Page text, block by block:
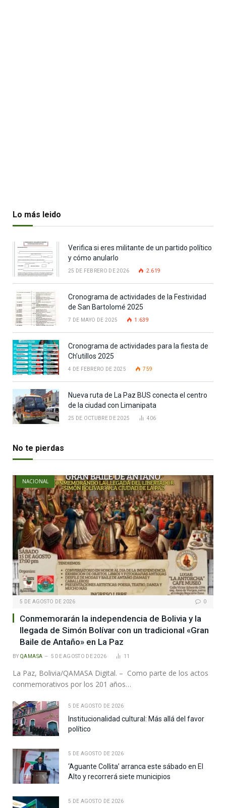
Lo más leido
Verifica si eres militante de un partido político
y cómo anularlo
25 DE FEBRERO DE 2026 2.619
Cronograma de actividades de la Festividad
de San Bartolomé 2025
7 DE MAYO DE 2025 1.639
Cronograma de actividades para la fiesta de
Ch’utillos 2025
4 DE FEBRERO DE 2025 759
Nueva ruta de La Paz BUS conecta el centro
de la ciudad con Limanipata
25 DE OCTUBRE DE 2025 406
No te pierdas
NACIONAL
5 DE AGOSTO DE 2026 0
Conmemorarán la independencia de Bolivia y la
llegada de Simón Bolívar con un tradicional «Gran
Baile de Antaño» en La Paz
BY QAMASA 5 DE AGOSTO DE 2026 11
La Paz, Bolivia/QAMASA Digital. – Como parte de los actos
conmemorativos por los 201 años…
5 DE AGOSTO DE 2026
Institucionalidad cultural: Más allá del favor
político
5 DE AGOSTO DE 2026
‘Aguante Collita’ arranca este sábado en El
Alto y recorrerá siete municipios
5 DE AGOSTO DE 2026